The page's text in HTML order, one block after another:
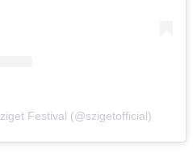
Festival (@szigetofficial)